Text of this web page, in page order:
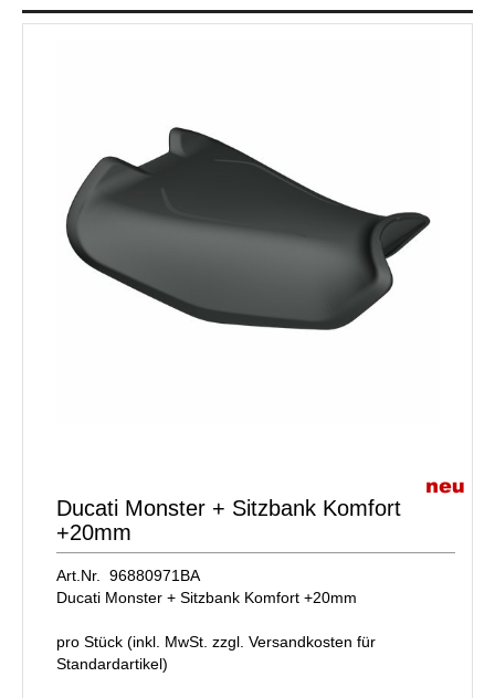
Ducati Monster + Sitzbank Komfort
+20mm
Art.Nr. 96880971BA
Ducati Monster + Sitzbank Komfort +20mm
pro Stück (inkl. MwSt. zzgl. Versandkosten für
Standardartikel)